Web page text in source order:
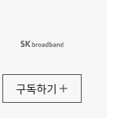
구독하기